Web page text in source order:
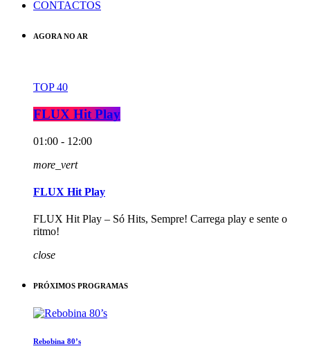
CONTACTOS
AGORA NO AR
TOP 40
FLUX Hit Play
01:00 - 12:00
more_vert
FLUX Hit Play
FLUX Hit Play – Só Hits, Sempre! Carrega play e sente o
ritmo!
close
PRÓXIMOS PROGRAMAS
Rebobina 80’s